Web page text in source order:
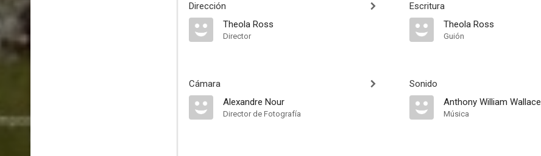
Dirección
Theola Ross
Director
Cámara
Alexandre Nour
Director de Fotografía
Escritura
Theola Ross
Guión
Sonido
Anthony William Wallace
Música